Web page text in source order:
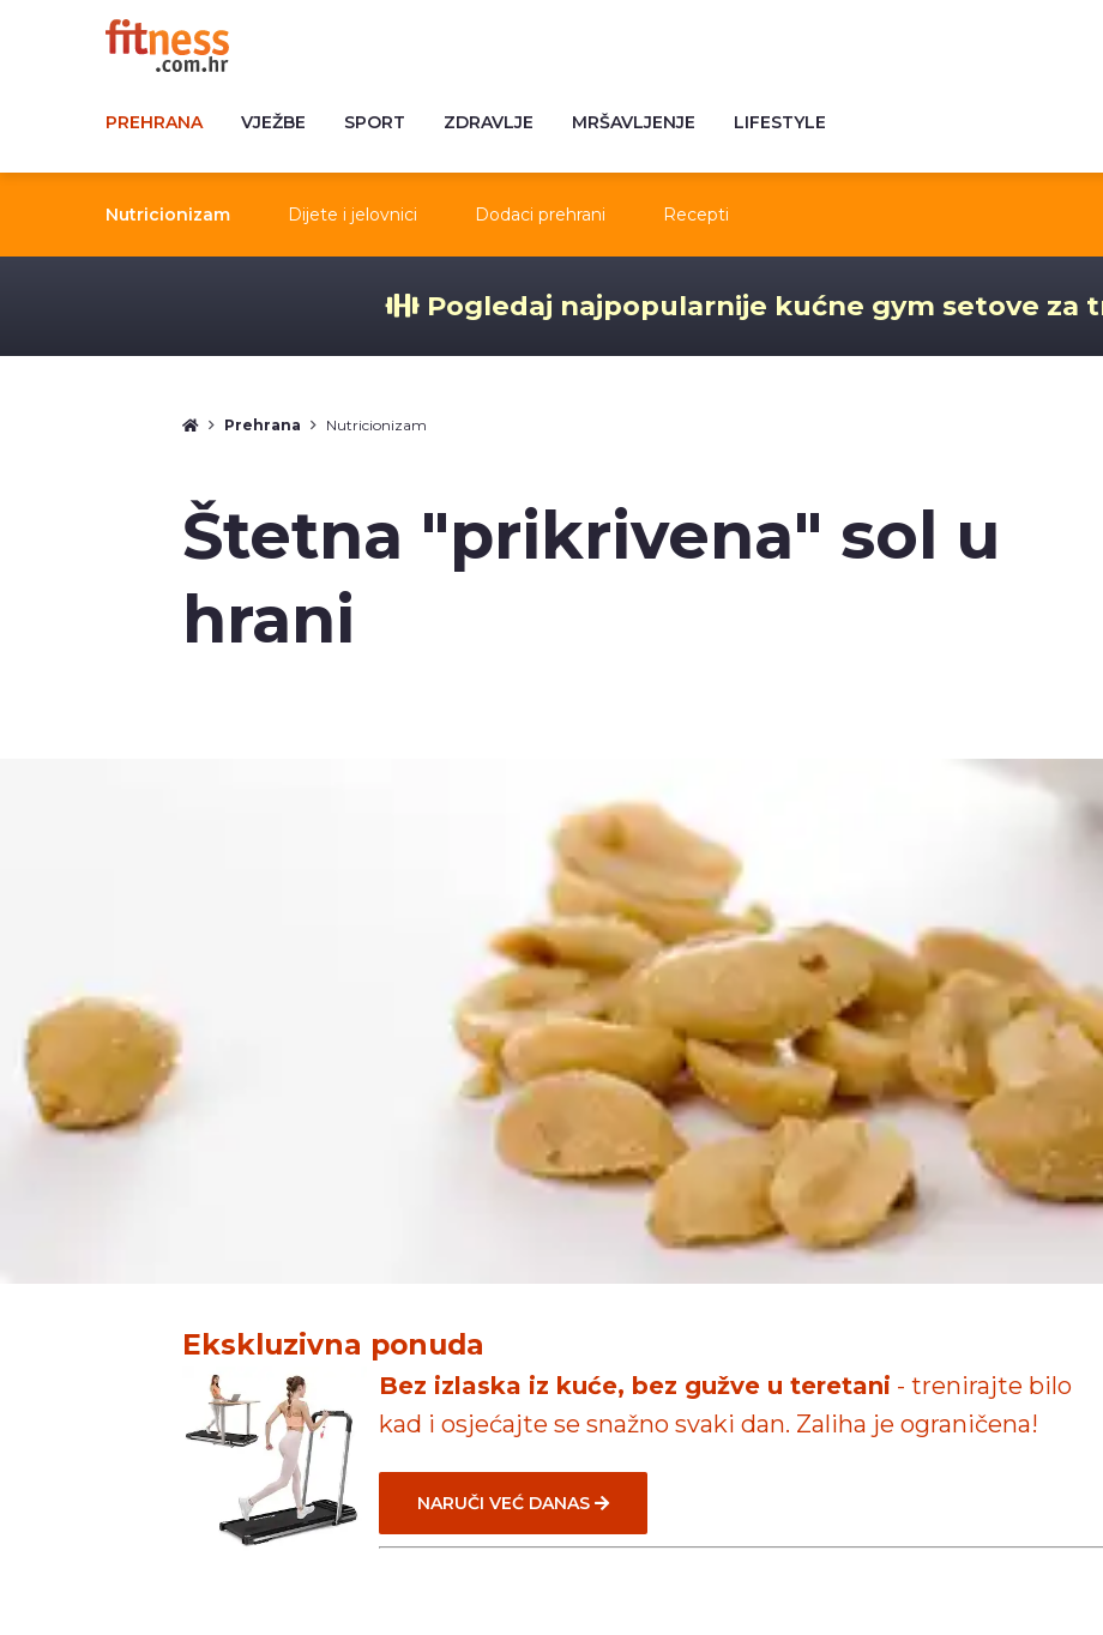
PREHRANA VJEŽBE SPORT ZDRAVLJE MRŠAVLJENJE LIFESTYLE
Nutricionizam Dijete i jelovnici Dodaci prehrani Recepti
Pogledaj najpopularnije kućne gym setove za
Prehrana Nutricionizam
Štetna "prikrivena" sol u
hrani
Ekskluzivna ponuda
Bez izlaska iz kuće, bez gužve u teretani - trenirajte bilo
kad i osjećajte se snažno svaki dan. Zaliha je ograničena!
NARUČI VEĆ DANAS